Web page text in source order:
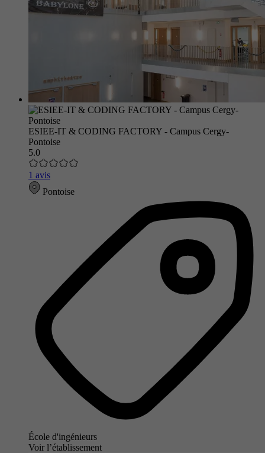
ESIEE-IT & CODING FACTORY - Campus Cergy-
Pontoise
5.0
1 avis
Pontoise
École d'ingénieurs
Voir l’établissement